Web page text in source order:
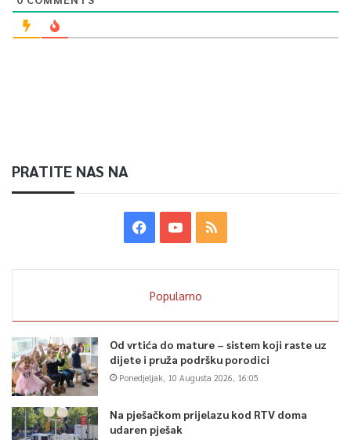
PRATITE NAS NA
Popularno
Od vrtića do mature – sistem koji raste uz
dijete i pruža podršku porodici
Ponedjeljak, 10 Augusta 2026, 16:05
Na pješačkom prijelazu kod RTV doma
udaren pješak